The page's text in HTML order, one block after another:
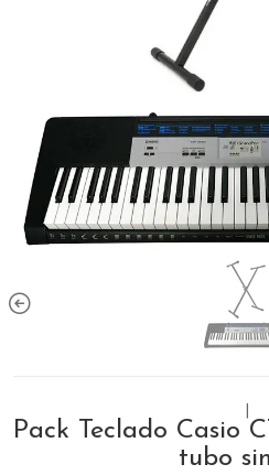
Pack Teclado Casio
tubo